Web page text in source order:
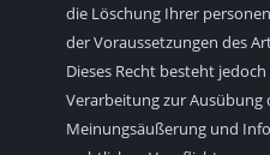
die Löschung Ihrer
der Voraussetzungen des
Dieses Recht besteht
Verarbeitung zur Ausübung
Meinungsäußerung und